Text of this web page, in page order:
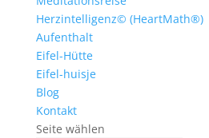
Herzintelligenz© (HeartMath®)
Aufenthalt
Eifel-Hütte
Eifel-huisje
Blog
Kontakt
Seite wählen